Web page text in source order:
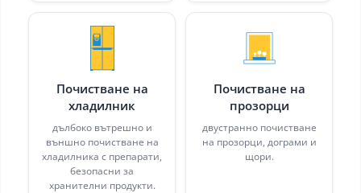
Почистване на
хладилник
дълбоко вътрешно и
външно почистване на
хладилника с препарати,
безопасни за
хранителни продукти.
Почистване на
прозорци
двустранно почистване
на прозорци, дограми и
щори.